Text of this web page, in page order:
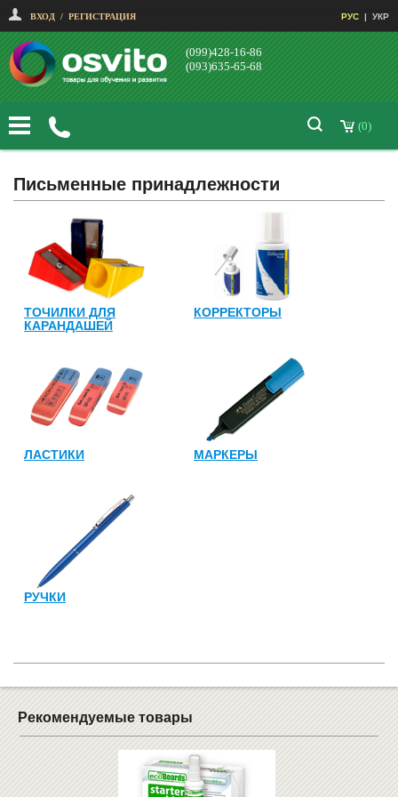
ВХОД / РЕГИСТРАЦИЯ РУС | УКР
(099)428-16-86
(093)635-65-68
(0)
Письменные принадлежности
ТОЧИЛКИ ДЛЯ
КАРАНДАШЕЙ
КОРРЕКТОРЫ
ЛАСТИКИ МАРКЕРЫ
РУЧКИ
Рекомендуемые товары